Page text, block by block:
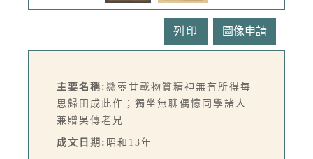
列印
主要名稱: 懸壺廿載物質精神無有所得每
思歸田成此作；獨坐無聊偶憶同學諸人
兼贈吳傳老兄
成文日期: 昭和13年